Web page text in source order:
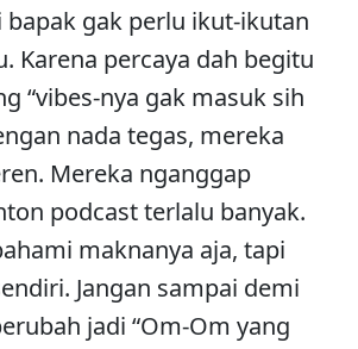
bapak gak perlu ikut-ikutan
Karena percaya dah begitu
“vibes-nya gak masuk sih
nada tegas, mereka
Mereka nganggap
podcast terlalu banyak.
maknanya aja, tapi
Jangan sampai demi
jadi “Om-Om yang